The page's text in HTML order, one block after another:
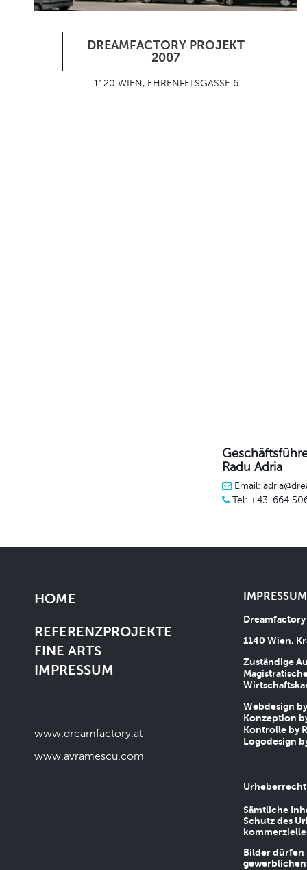
DREAMFACTORY PROJEKT
2007
1120 WIEN, EHRENFELSGASSE 6
Radu Adria
Email:
Tel: +43-664
HOME
REFERENZPROJEKTE
FINE ARTS
IMPRESSUM
www.dreamfactory.at
www.avramescu.com
1140 Wien,
Zuständige
Webdesign
Konzeption
Kontrolle by
Logodesign
Urheberrecht
Sämtliche
Schutz des
Bilder dürfen